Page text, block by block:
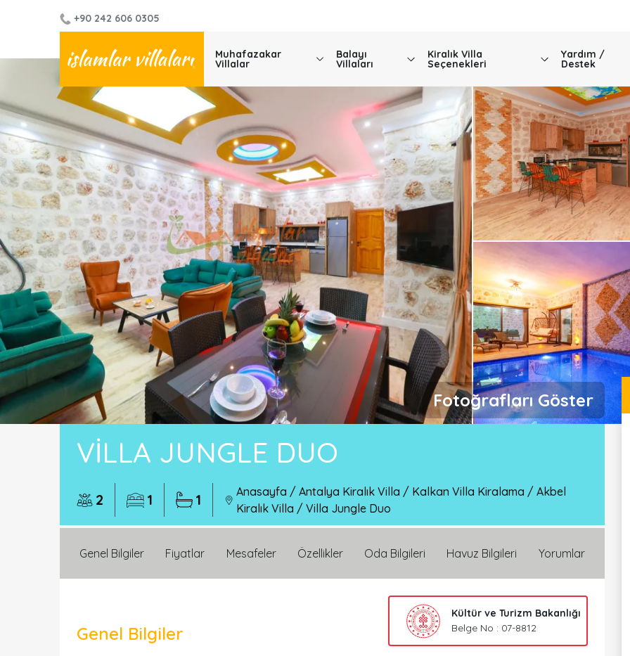
+90 242 606 0305
Muhafazakar
Villalar
Balayı
Villaları
Kiralık Villa
Seçenekleri
Yardım /
Destek
Fotoğrafları Göster
VILLA JUNGLE DUO
2 1 1 Anasayfa / Antalya Kiralık Villa / Kalkan Villa Kiralama / Akbel
Kiralık Villa / Villa Jungle Duo
Genel Bilgiler Fiyatlar Mesafeler Özellikler Oda Bilgileri Havuz Bilgileri Yorumlar
Genel Bilgiler
Kültür ve Turizm Bakanlığı
Belge No : 07-8812